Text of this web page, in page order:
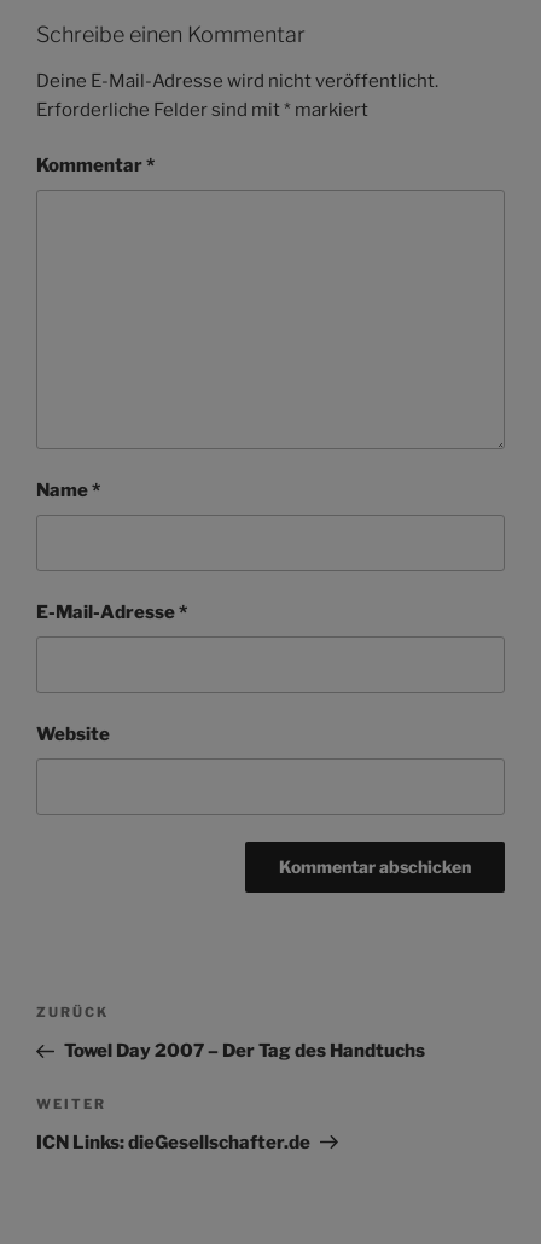
Schreibe einen Kommentar
Deine E-Mail-Adresse wird nicht veröffentlicht.
Erforderliche Felder sind mit* markiert
Kommentar*
Name*
E-Mail-Adresse*
Website
Beitragsnavigation
Vorheriger
Beitrag
ZURÜCK
Towel Day 2007 – Der Tag des Handtuchs
Nächster
Beitrag
WEITER
ICN Links: dieGesellschafter.de